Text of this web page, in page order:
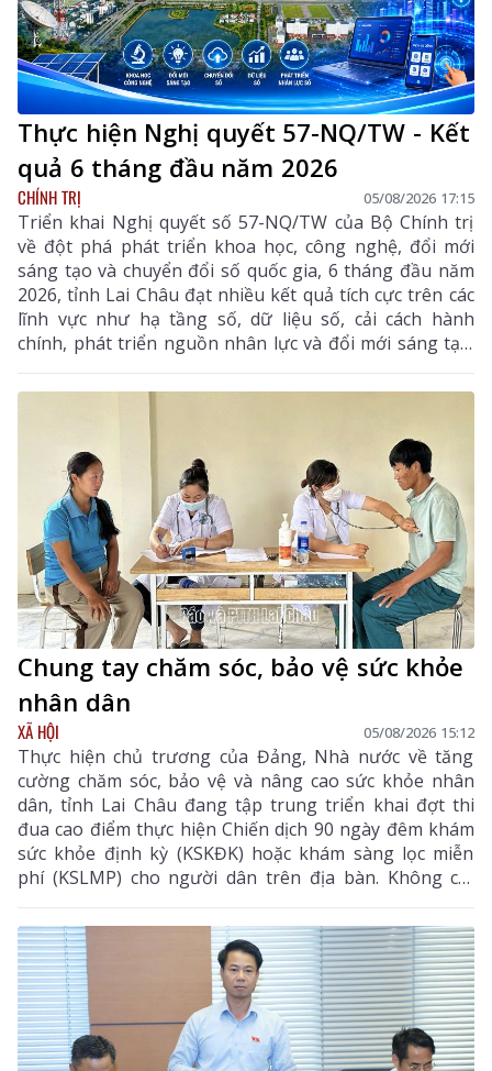
Thực hiện Nghị quyết 57-NQ/TW - Kết
quả 6 tháng đầu năm 2026
CHÍNH TRỊ 05/08/2026 17:15
Triển khai Nghị quyết số 57-NQ/TW của Bộ Chính trị
về đột phá phát triển khoa học, công nghệ, đổi mới
sáng tạo và chuyển đổi số quốc gia, 6 tháng đầu năm
2026, tỉnh Lai Châu đạt nhiều kết quả tích cực trên các
lĩnh vực như hạ tầng số, dữ liệu số, cải cách hành
chính, phát triển nguồn nhân lực và đổi mới sáng tạo.
Trong 6 tháng cuối năm, tỉnh tiếp tục tập trung thực
hiện các nhiệm vụ trọng tâm, tạo chuyển biến mạnh
mẽ trong phát triển khoa học, công nghệ, đổi mới
sáng tạo và chuyển đổi số.
Chung tay chăm sóc, bảo vệ sức khỏe
nhân dân
XÃ HỘI 05/08/2026 15:12
Thực hiện chủ trương của Đảng, Nhà nước về tăng
cường chăm sóc, bảo vệ và nâng cao sức khỏe nhân
dân, tỉnh Lai Châu đang tập trung triển khai đợt thi
đua cao điểm thực hiện Chiến dịch 90 ngày đêm khám
sức khỏe định kỳ (KSKĐK) hoặc khám sàng lọc miễn
phí (KSLMP) cho người dân trên địa bàn. Không chỉ
góp phần phát hiện sớm bệnh tật, nâng cao chất
lượng chăm sóc sức khỏe (CSSK) ban đầu, chương
trình còn lan tỏa tinh thần trách nhiệm, y đức và sự
tận tâm của đội ngũ cán bộ y tế, hướng tới mục tiêu
mọi người dân đều được tiếp cận dịch vụ y tế công
bằng, chất lượng và nhân văn.